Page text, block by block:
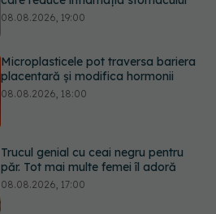
Trucul genial cu ceai negru pentru
păr. Tot mai multe femei îl adoră
08.08.2026, 17:00
Medicamentul folosit de peste 60 de
ani care acționează într-un loc
neașteptat